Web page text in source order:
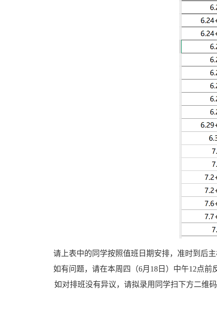
请上表中的同学按照值班日期安排，准时到后
如有问题，请在本周四（6月18日）中午12点前
如对排班没有异议，请拟录用同学扫下方二维